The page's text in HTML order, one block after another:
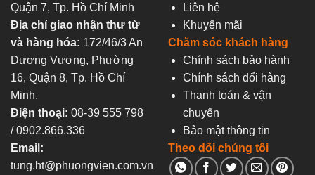
Quận 7, Tp. Hồ Chí Minh
Địa chỉ giao nhận thư từ
và hàng hóa: 172/46/3 An
Dương Vương, Phường
16, Quận 8, Tp. Hồ Chí
Minh.
Điện thoại: 08-39 555 798
/ 0902.866.336
Email:
tung.ht@phuongvien.com.vn
Liên hệ
Khuyến mãi
Chăm sóc khách hàng
Chính sách bảo hành
Chính sách đổi hàng
Thanh toán & vận
chuyển
Bảo mật thông tin
Theo dõi chúng tôi